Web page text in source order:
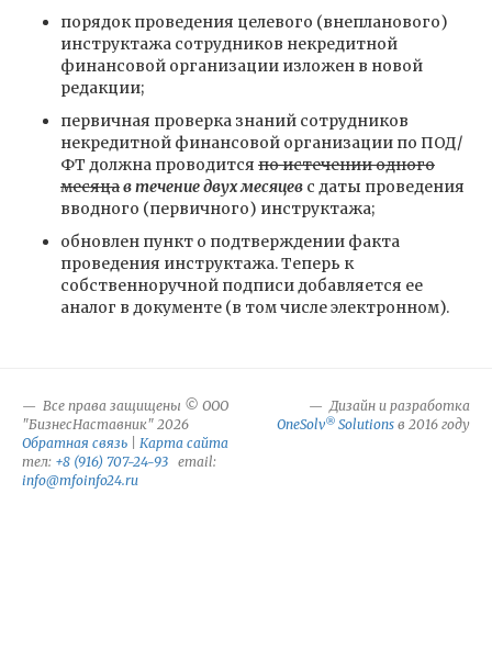
порядок проведения целевого (внепланового)
инструктажа сотрудников некредитной
финансовой организации изложен в новой
редакции;
первичная проверка знаний сотрудников
некредитной финансовой организации по ПОД/
ФТ должна проводится по истечении одного
месяцав течение двух месяцев с даты проведения
вводного (первичного) инструктажа;
обновлен пункт о подтверждении факта
проведения инструктажа. Теперь к
собственноручной подписи добавляется ее
аналог в документе (в том числе электронном).
Все права защищены © ООО
"БизнесНаставник" 2026
Обратная связь
Карта сайта
тел: +8 (916) 707-24-93 email:
info@mfoinfo24.ru
Дизайн и разработка
OneSolv® Solutions в 2016 году